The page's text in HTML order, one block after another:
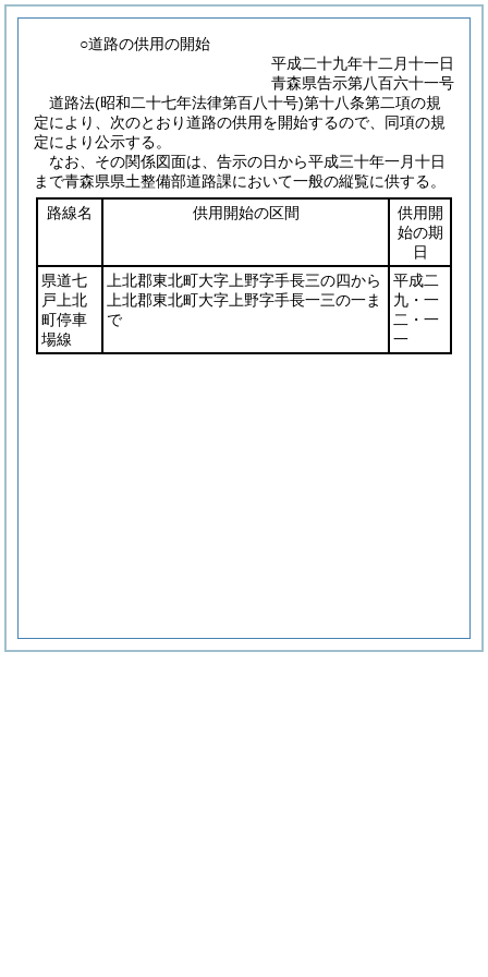
○道路の供用の開始
平成二十九年十二月十一日
青森県告示第八百六十一号
道路法(昭和二十七年法律第百八十号)第十八条第二項の規
定により、次のとおり道路の供用を開始するので、同項の規
定により公示する。
なお、その関係図面は、告示の日から平成三十年一月十日
まで青森県県土整備部道路課において一般の縦覧に供する。
路線名
供用開始の区間
供用開
始の期
日
県道七
戸上北
町停車
場線
上北郡東北町大字上野字手長三の四から
上北郡東北町大字上野字手長一三の一ま
で
平成二
九・一
二・一
一